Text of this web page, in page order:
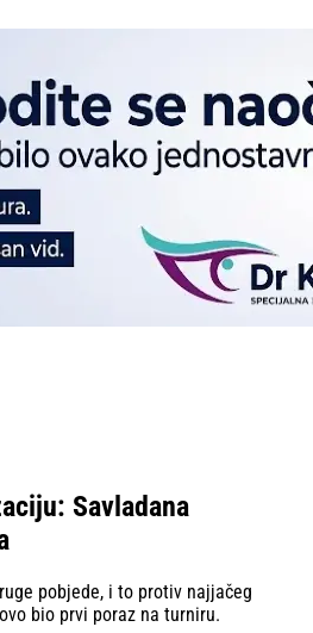
Savladana
pobjede, i to protiv najjačeg
bio prvi poraz na turniru.